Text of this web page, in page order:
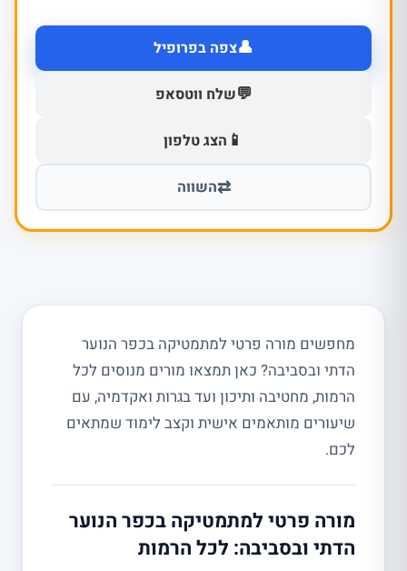
👤צפה בפרופיל
💬שלח ווטסאפ
📱 הצג טלפון
⇄השווה
מחפשים מורה פרטי למתמטיקה בכפר הנוער
הדתי ובסביבה? כאן תמצאו מורים מנוסים לכל
הרמות, מחטיבה ותיכון ועד בגרות ואקדמיה, עם
שיעורים מותאמים אישית וקצב לימוד שמתאים
לכם.
מורה פרטי למתמטיקה בכפר הנוער
הדתי ובסביבה: לכל הרמות